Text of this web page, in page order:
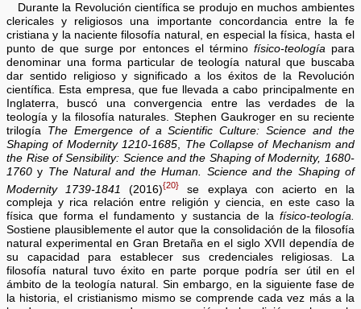
Durante la Revolución científica se produjo en muchos ambientes
clericales y religiosos una importante concordancia entre la fe
cristiana y la naciente filosofía natural, en especial la física, hasta el
punto de que surge por entonces el término físico-teología para
denominar una forma particular de teología natural que buscaba
dar sentido religioso y significado a los éxitos de la Revolución
científica. Esta empresa, que fue llevada a cabo principalmente en
Inglaterra, buscó una convergencia entre las verdades de la
teología y la filosofía naturales. Stephen Gaukroger en su reciente
trilogía The Emergence of a Scientific Culture: Science and the
Shaping of Modernity 1210-1685
The Collapse of Mechanism and
the Rise of Sensibility: Science and the Shaping of Modernity, 1680-
1760 y The Natural and the Human. Science and the Shaping of
Modernity 1739-1841
(2016){20}
se explaya con acierto en la
compleja y rica relación entre religión y ciencia, en este caso la
física que forma el fundamento y sustancia de la físico-teología.
Sostiene plausiblemente el autor que la consolidación de la filosofía
natural experimental en Gran Bretaña en el siglo XVII dependía de
su capacidad para establecer sus credenciales religiosas. La
filosofía natural tuvo éxito en parte porque podría ser útil en el
ámbito de la teología natural. Sin embargo, en la siguiente fase de
la historia, el cristianismo mismo se comprende cada vez más a la